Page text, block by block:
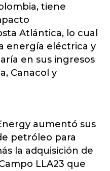
tiene
Atlántica, lo cual
energía eléctrica y
en sus ingresos
Canacol y
aumentó sus
petróleo para
la adquisición de
LLA23 que